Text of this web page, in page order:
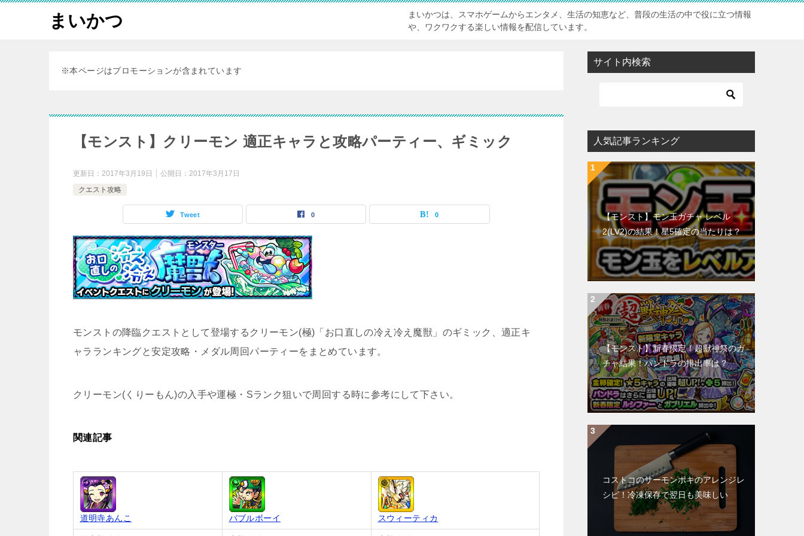
まいかつ
まいかつは、スマホゲームからエンタメ、生活の知恵など、普段の生活の中で役に立つ情報
や、ワクワクする楽しい情報を配信しています。
※本ページはプロモーションが含まれています
【モンスト】クリーモン 適正キャラと攻略パーティー、ギミック
更新日： 2017年3月19日 公開日： 2017年3月17日
クエスト攻略
Tweet 0 0
モンストの降臨クエストとして登場するクリーモン(極)「お口直しの冷え冷え魔獣」のギミック、適正キ
ャラランキングと安定攻略・メダル周回パーティーをまとめています。
クリーモン(くりーもん)の入手や運極・Sランク狙いで周回する時に参考にして下さい。
関連記事
道明寺あんこ バブルボーイ スウィーティカ
サイト内検索
人気記事ランキング
【モンスト】モン玉ガチャ レベル
2(LV2)の結果！星5確定の当たりは？
【モンスト】新春限定！超獣神祭のガ
チャ結果！パンドラの排出率は？
コストコのサーモンポキのアレンジレ
シピ！冷凍保存で翌日も美味しい